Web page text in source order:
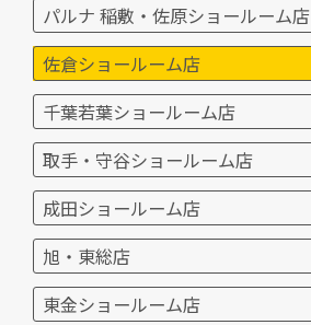
パルナ 稲敷・佐原ショールーム店
佐倉ショールーム店
千葉若葉ショールーム店
取手・守谷ショールーム店
成田ショールーム店
旭・東総店
東金ショールーム店